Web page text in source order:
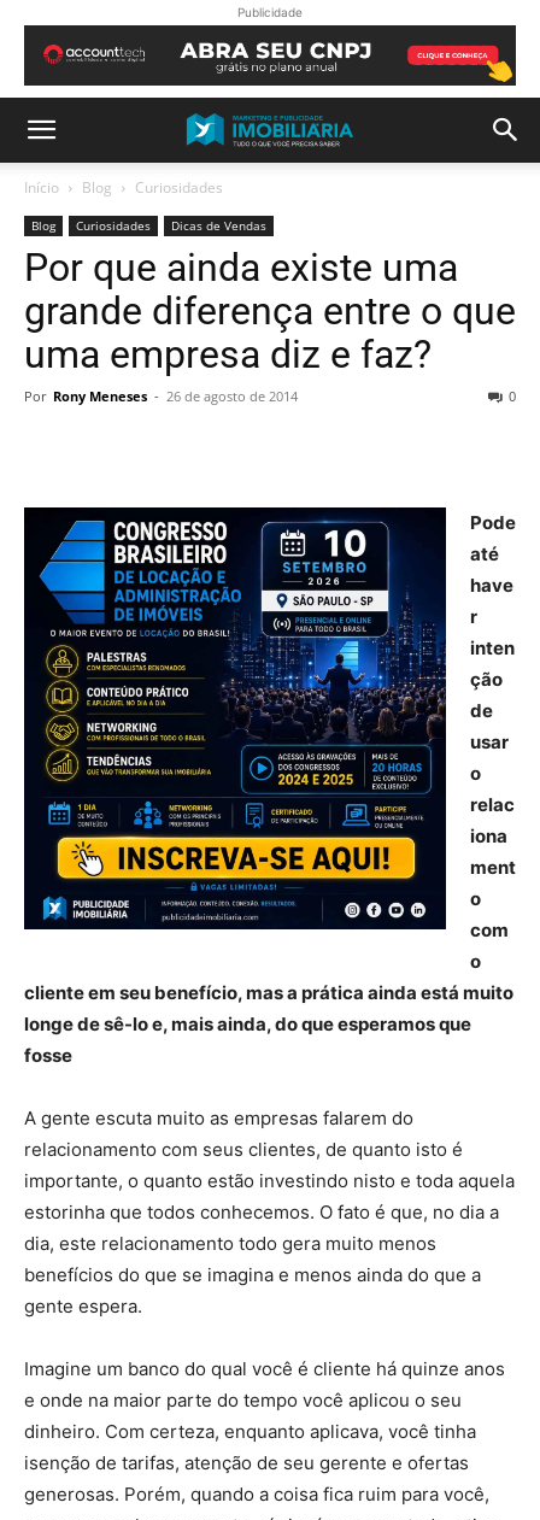
Publicidade
Início Blog Curiosidades
Blog Curiosidades Dicas de Vendas
Por que ainda existe uma
grande diferença entre o que
uma empresa diz e faz?
Por Rony Meneses - 26 de agosto de 2014 0
Pode
até
have
r
inten
ção
de
usar
o
relac
iona
ment
o
com
o
cliente em seu benefício, mas a prática ainda está muito
longe de sê-lo e, mais ainda, do que esperamos que
fosse
A gente escuta muito as empresas falarem do
relacionamento com seus clientes, de quanto isto é
importante, o quanto estão investindo nisto e toda aquela
estorinha que todos conhecemos. O fato é que, no dia a
dia, este relacionamento todo gera muito menos
benefícios do que se imagina e menos ainda do que a
gente espera.
Imagine um banco do qual você é cliente há quinze anos
e onde na maior parte do tempo você aplicou o seu
dinheiro. Com certeza, enquanto aplicava, você tinha
isenção de tarifas, atenção de seu gerente e ofertas
generosas. Porém, quando a coisa fica ruim para você,